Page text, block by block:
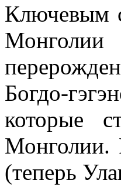
Ключевым
Богдо-
которые
Монголии.
(теперь